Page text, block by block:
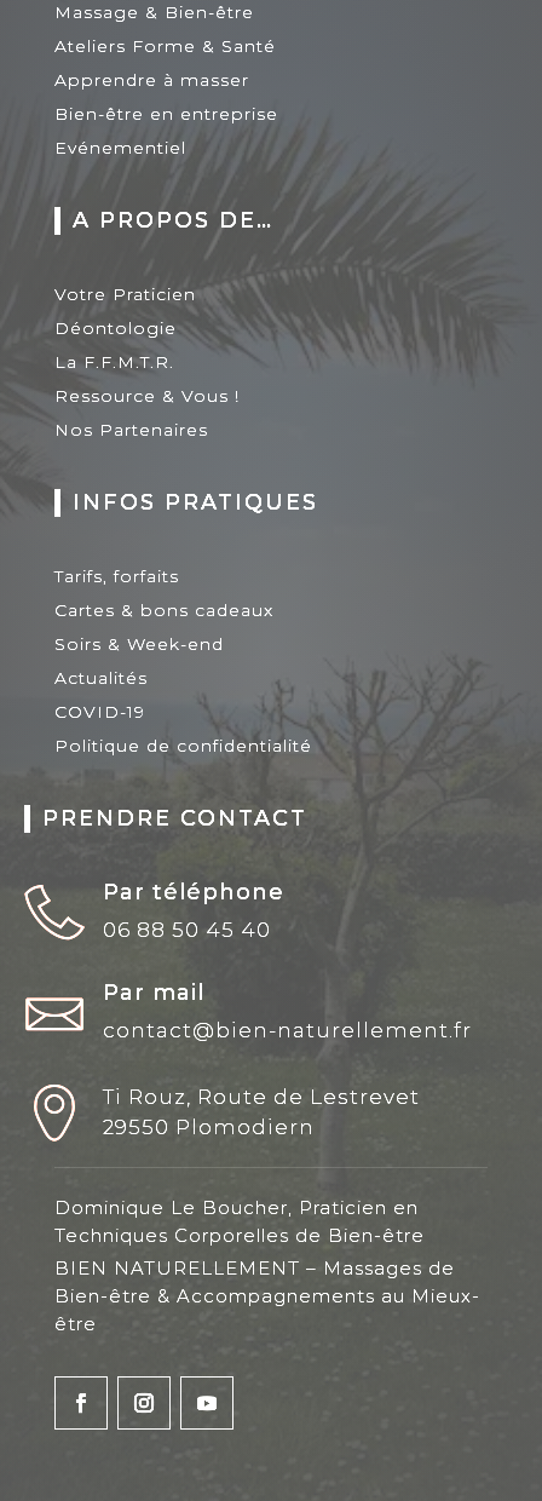
Massage & Bien-être
Ateliers Forme & Santé
Apprendre à masser
Bien-être en entreprise
Evénementiel
A PROPOS DE…
Votre Praticien
Déontologie
La F.F.M.T.R.
Ressource & Vous !
Nos Partenaires
INFOS PRATIQUES
Tarifs, forfaits
Cartes & bons cadeaux
Soirs & Week-end
Actualités
COVID-19
Politique de confidentialité
PRENDRE CONTACT
Par téléphone
06 88 50 45 40
Par mail
contact@bien-naturellement.fr
Ti Rouz, Route de Lestrevet
29550 Plomodiern
Dominique Le Boucher, Praticien en
Techniques Corporelles de Bien-être
BIEN NATURELLEMENT – Massages de
Bien-être & Accompagnements au Mieux-
être